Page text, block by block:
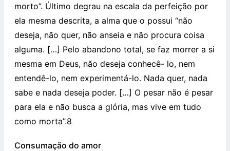
morto”. Último degrau na escala da perfeição por
ela mesma descrita, a alma que o possui “não
deseja, não quer, não anseia e não procura coisa
alguma. […] Pelo abandono total, se faz morrer a si
mesma em Deus, não deseja conhecê- lo, nem
entendê-lo, nem experimentá-lo. Nada quer, nada
sabe e nada deseja poder. […] O pesar não é pesar
para ela e não busca a glória, mas vive em tudo
como morta”.8
Consumação do amor